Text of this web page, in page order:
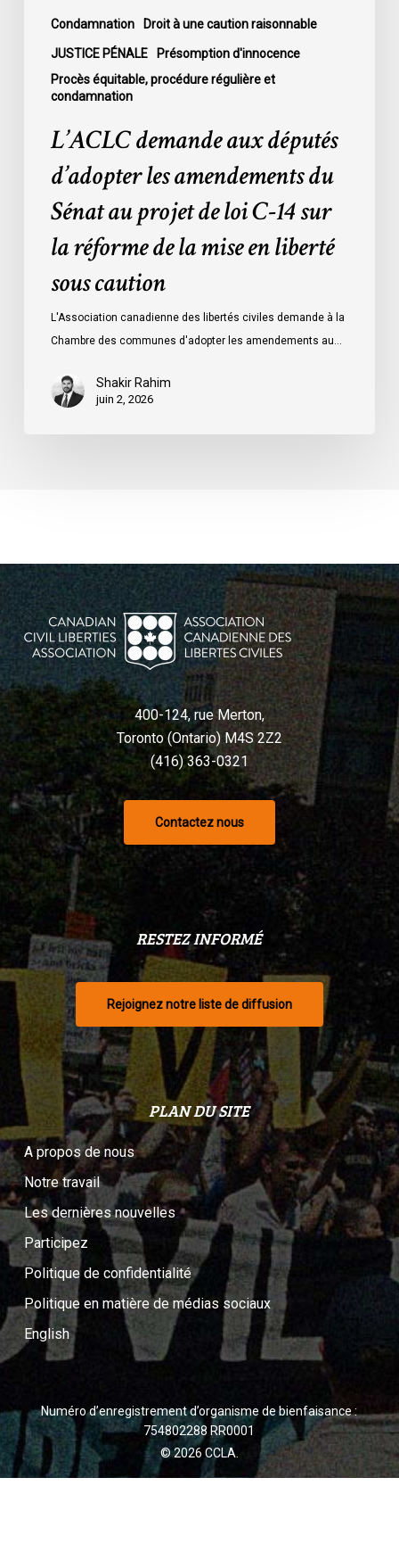
Condamnation Droit à une caution raisonnable
JUSTICE PÉNALE
Présomption d'innocence
Procès équitable, procédure régulière et
condamnation
réforme
liberté
caution
L’ACLC demande aux députés
d’adopter les amendements du
Sénat au projet de loi C-14 sur
la réforme de la mise en liberté
sous caution
L'Association canadienne des libertés civiles demande à la
Chambre des communes d'adopter les amendements au…
Shakir Rahim
juin 2, 2026
400-124, rue Merton,
Toronto (Ontario) M4S 2Z2
(416) 363-0321
Contactez nous
RESTEZ INFORMÉ
Rejoignez notre liste de diffusion
PLAN DU SITE
A propos de nous
Notre travail
Les dernières nouvelles
Participez
Politique de confidentialité
Politique en matière de médias sociaux
English
Numéro d’enregistrement d’organisme de bienfaisance :
754802288 RR0001
© 2026 CCLA.